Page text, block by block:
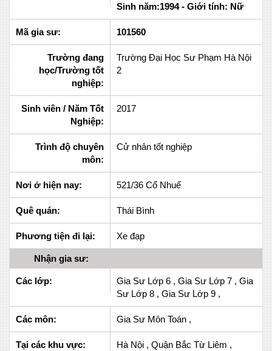
Sinh năm:1994 - Giới tính: Nữ
Mã gia sư: 101560
Trường đang
học/Trường tốt
nghiệp:
Trường Đại Học Sư Phạm Hà Nội
2
Sinh viên / Năm Tốt
Nghiệp:
2017
Trình độ chuyên
môn:
Cử nhân tốt nghiệp
Nơi ở hiện nay: 521/36 Cổ Nhuế
Quê quán: Thái Bình
Phương tiện đi lại: Xe đạp
Nhận gia sư:
Các lớp:
Gia Sư Lớp 6 , Gia Sư Lớp 7 , Gia
Sư Lớp 8 , Gia Sư Lớp 9 ,
Các môn: Gia Sư Môn Toán ,
Tại các khu vực: Hà Nội , Quận Bắc Từ Liêm ,